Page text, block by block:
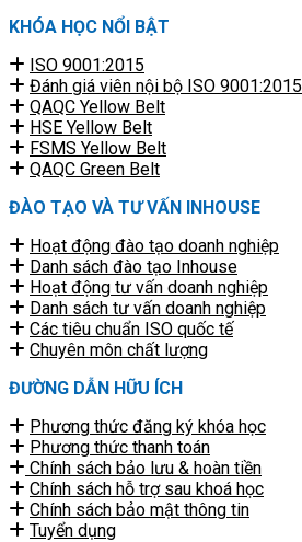
KHÓA HỌC NỔI BẬT
ISO 9001:2015
Đánh giá viên nội bộ ISO 9001:2015
QAQC Yellow Belt
HSE Yellow Belt
FSMS Yellow Belt
QAQC Green Belt
ĐÀO TẠO VÀ TƯ VẤN INHOUSE
Hoạt động đào tạo doanh nghiệp
Danh sách đào tạo Inhouse
Hoạt động tư vấn doanh nghiệp
Danh sách tư vấn doanh nghiệp
Các tiêu chuẩn ISO quốc tế
Chuyên môn chất lượng
ĐƯỜNG DẪN HỮU ÍCH
Phương thức đăng ký khóa học
Phương thức thanh toán
Chính sách bảo lưu & hoàn tiền
Chính sách hỗ trợ sau khoá học
Chính sách bảo mật thông tin
Tuyển dụng